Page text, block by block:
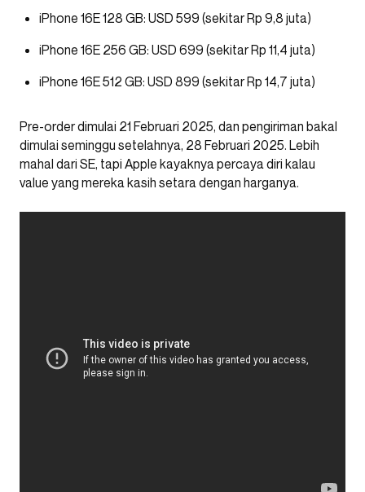
iPhone 16E 128 GB: USD 599 (sekitar Rp 9,8 juta)
iPhone 16E 256 GB: USD 699 (sekitar Rp 11,4 juta)
iPhone 16E 512 GB: USD 899 (sekitar Rp 14,7 juta)
Pre-order dimulai 21 Februari 2025, dan pengiriman bakal
dimulai seminggu setelahnya, 28 Februari 2025. Lebih
mahal dari SE, tapi Apple kayaknya percaya diri kalau
value yang mereka kasih setara dengan harganya.